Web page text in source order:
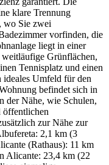
klare Trennung
wo Sie zwei
vorfinden, die
liegt in einer
Grünflächen,
Tennisplatz und einen
ideales Umfeld für den
befindet sich in
der Nähe, wie Schulen,
öffentlichen
zur Nähe zur
2,1 km (3
(Rathaus): 11 km
Alicante: 23,4 km (22